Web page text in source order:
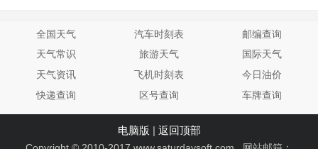
全国天气 汽车时刻表
邮编查询
天气常识
旅游天气
国际天气
天气资讯
飞机时刻表
今日油价
快递查询
区号查询 车牌查询
电脑版 | 返回顶部